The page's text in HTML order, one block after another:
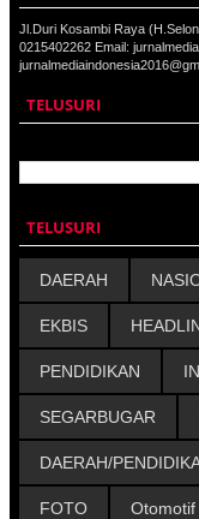
Jl.Duri Kosambi Raya
0215402262 Email:
TELUSURI
TELUSURI
DAERAH
EKBIS
PENDIDIKAN
SEGARBUGAR
DAERAH/
FOTO Otomotif